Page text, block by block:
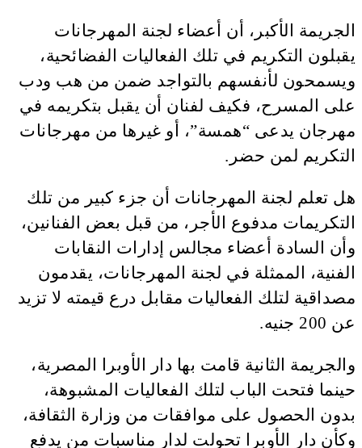
الجريمة الأكبر، أن أعضاء لجنة المهرجانات
يقبلون التكريم في تلك الفعاليات الفضائحية،
ويسمحون لأنفسهم بالتواجد ضمن من هب ودب
على المسرح، فكيف لفنان أن يقبل بتكريمه في
مهرجان يدعى “همسة”، أو غيرها من مهرجانات
التكريم لمن حضر.
هل تعلم لجنة المهرجانات أن جزء كبير من تلك
التكريمات مدفوع الأجر، من قبل بعض الفنانين،
وأن السادة أعضاء مجالس إدارات النقابات
الفنية، الممثلة في لجنة المهرجانات، يقدمون
مصداقية لتلك الفعاليات مقابل درع قيمته لا تزيد
عن 200 جنيه.
والجريمة الثانية قامت بها دار الأوبرا المصرية،
حينما فتحت الباب لتلك الفعاليات المشبوهة،
بدون الحصول على موافقات من وزارة الثقافة،
وكأن دار الأوبرا تحولت لدار مناسبات من يدفع